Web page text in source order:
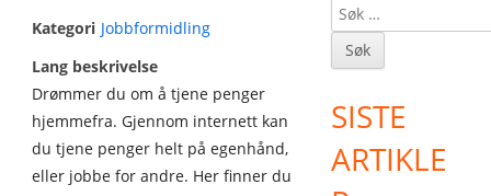
Kategori Jobbformidling
Lang beskrivelse
Drømmer du om å tjene penger
hjemmefra. Gjennom internett kan
du tjene penger helt på egenhånd,
eller jobbe for andre. Her finner du
Main
Sidebar
Søk
etter:
SISTE
ARTIKLE